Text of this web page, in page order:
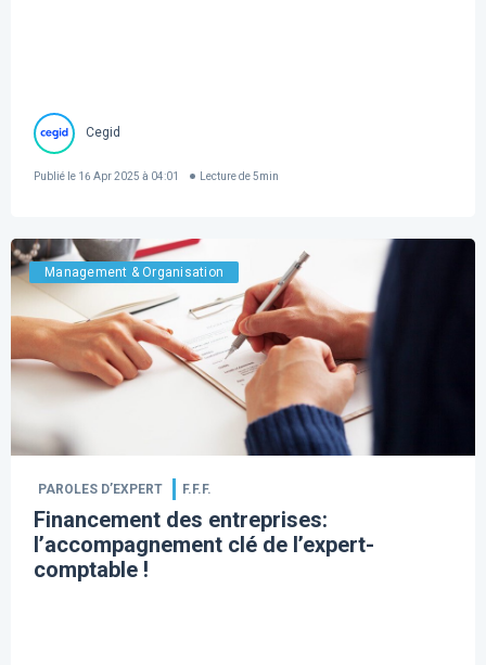
Cegid
Publié le 16 Apr 2025 à 04:01 Lecture de 5min
Management & Organisation
PAROLES D’EXPERT F.F.F.
Financement des entreprises:
l’accompagnement clé de l’expert-
comptable !